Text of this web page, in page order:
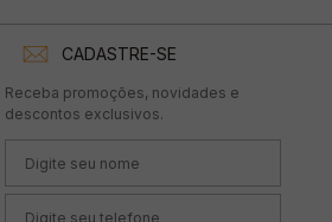
CADASTRE-SE
Receba promoções, novidades e
descontos exclusivos.